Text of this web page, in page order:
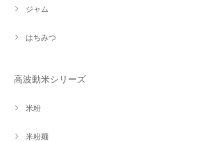
ジャム
はちみつ
高波動米シリーズ
米粉
米粉麺